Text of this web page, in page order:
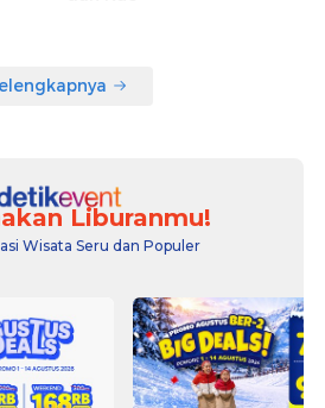
Liburanmu!
Wisata Seru dan Populer